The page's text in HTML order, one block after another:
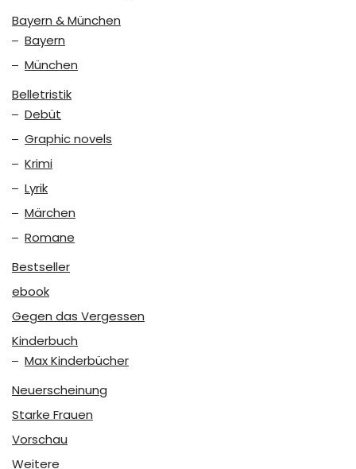
Bayern & München
Bayern
München
Belletristik
Debüt
Graphic novels
Krimi
Lyrik
Märchen
Romane
Bestseller
ebook
Gegen das Vergessen
Kinderbuch
Max Kinderbücher
Neuerscheinung
Starke Frauen
Vorschau
Weitere